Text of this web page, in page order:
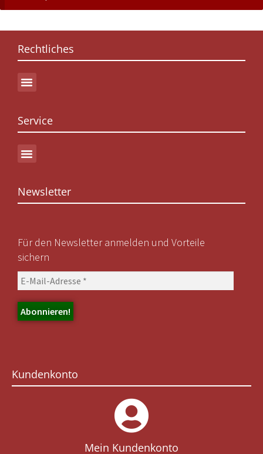
Rechtliches
Service
Newsletter
Für den Newsletter anmelden und Vorteile
sichern
Kundenkonto
Mein Kundenkonto